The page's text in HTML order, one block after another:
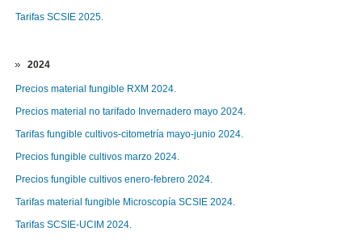
Tarifas SCSIE 2025.
2024
Precios material fungible RXM 2024.
Precios material no tarifado Invernadero mayo 2024.
Tarifas fungible cultivos-citometría mayo-junio 2024.
Precios fungible cultivos marzo 2024.
Precios fungible cultivos enero-febrero 2024.
Tarifas material fungible Microscopía SCSIE 2024.
Tarifas SCSIE-UCIM 2024.